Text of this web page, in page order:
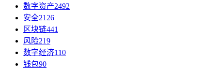
数字资产2492
安全2126
区块链441
风险219
数字经济110
钱包90